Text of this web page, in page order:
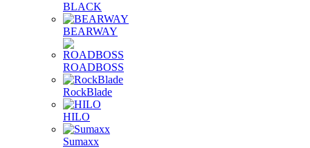
BLACK
BEARWAY
ROADBOSS
RockBlade
HILO
Sumaxx